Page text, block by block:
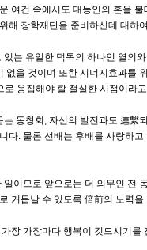
여건 속에서도 대능인의 혼을
해 장학재단을 준비하신데 대하
는 유일한 덕목의 하나인 열의
없을 것이며 또한 시너지효과를
응집해야 할 절실한 시점이라
동창회, 자신의 발전과도 連
다. 물론 선배는 후배를 사랑하
이므로 앞으로는 더 의무인 전
거듭날 수 있도록 倍前의 노력
장 가장마다 행복이 깃드시기를